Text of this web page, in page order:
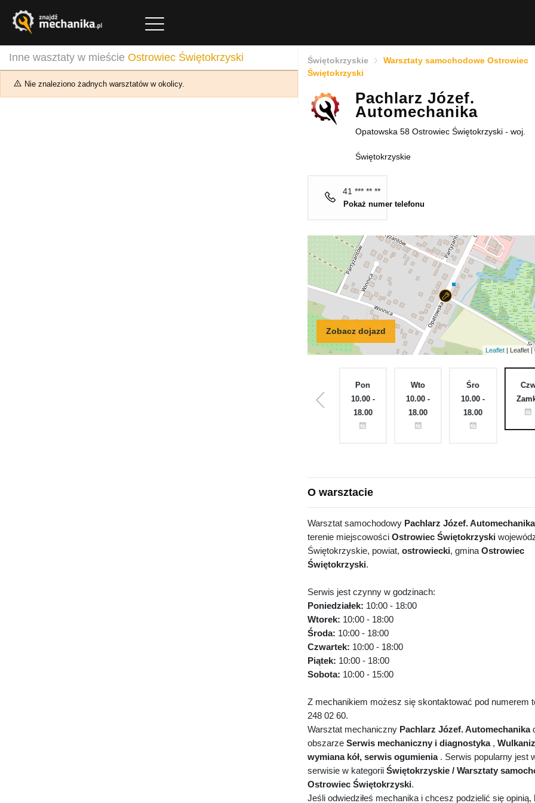
Inne wasztaty w mieście Ostrowiec Świętokrzyski
Nie znaleziono żadnych warsztatów w okolicy.
Świętokrzyskie
Warsztaty samochodowe Ostrowiec
Świętokrzyski
Pachlarz Józef.
Automechanika
Opatowska 58 Ostrowiec Świętokrzyski - woj.
Świętokrzyskie
41 *** ** **
Pokaż numer telefonu
Zobacz dojazd
Leaflet | Leaflet |
Zamknięte
Pon
10.00 -
18.00
Wto
10.00 -
18.00
Śro
10.00 -
18.00
O warsztacie
Warsztat samochodowy Pachlarz Józef. Automechanika
terenie miejscowości Ostrowiec Świętokrzyski
Świętokrzyskie, powiat, ostrowiecki, gmina Ostrowiec
Świętokrzyski.
Serwis jest czynny w godzinach:
Poniedziałek: 10:00 - 18:00
Wtorek: 10:00 - 18:00
Środa: 10:00 - 18:00
Czwartek: 10:00 - 18:00
Piątek: 10:00 - 18:00
Sobota: 10:00 - 15:00
Z mechanikiem możesz się skontaktować pod numerem
248 02 60.
Warsztat mechaniczny Pachlarz Józef. Automechanika
obszarze Serwis mechaniczny i diagnostyka,
wymiana kół, serwis ogumienia. Serwis popularny jest
serwisie w kategorii Świętokrzyskie / Warsztaty
Ostrowiec Świętokrzyski.
Jeśli odwiedziłeś mechanika i chcesz podzielić się opinią,